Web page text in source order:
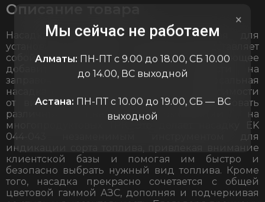
Описание товара
Насадка EK 044-043, предназначенная для
установки на кран ZVA 2 Slimline, представляет
собой уникальное решение, позволяющее
добавить яркости и оригинальности на
заправочной станции. Эта универсальная
насадка способна изменять цвет в зависимости
от вида топлива, что позволяет использовать
различные цветовые комбинации на
многопродуктовых ТРК. Это делает насадку EK
044-043 незаменимым инструментом для
индикации сорта топлива, привлекая внимание
клиентской базы и помогая им быстро и
безопасно выбрать нужный вид топлива. Кроме
того, насадка прекрасно сочетается с общей
цветовой гаммой АЗС, дополняя и подчеркивая
×
Мы сейчас не работаем
Алматы: ПН-ПТ с 9.00 до 18.00, СБ 10.00
до 14.00, ВС выходной
Астана: ПН-ПТ с 10.00 до 19.00, СБ — ВС
выходной